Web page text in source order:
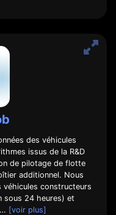
des véhicules
issus de la R&D
de pilotage de flotte
additionnel. Nous
constructeurs
sous 24 heures) et
[voir plus]